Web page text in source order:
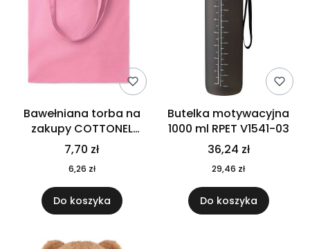
Bawełniana torba na
zakupy COTTONEL
COLOUR++ MO9846-11
7,70 zł
6,26 zł
Do koszyka
Butelka motywacyjna
1000 ml RPET V1541-03
36,24 zł
29,46 zł
Do koszyka